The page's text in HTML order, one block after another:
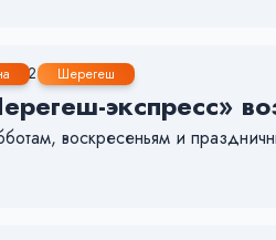
Шерегеш
422 9
экспресс»
воскресеньям и